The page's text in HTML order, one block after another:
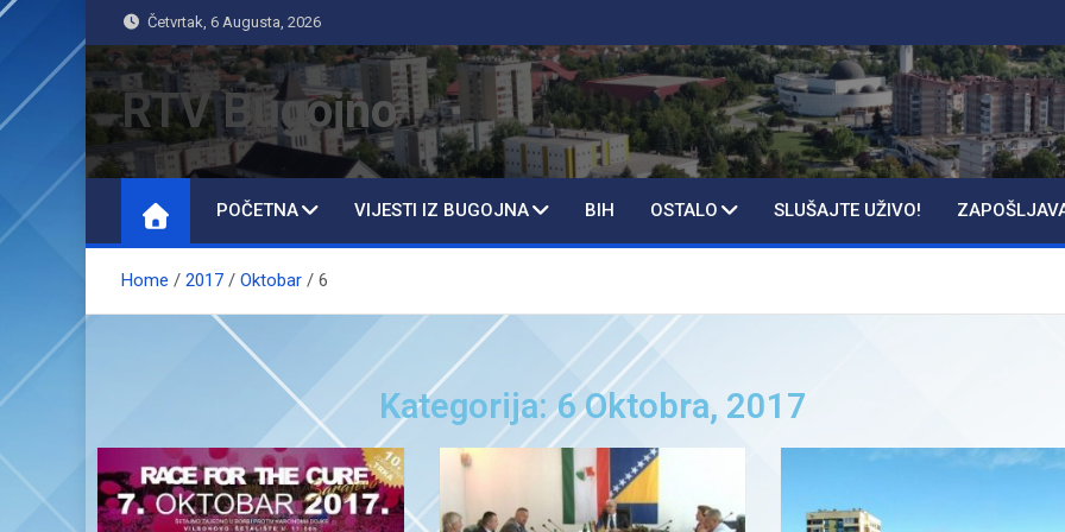
Četvrtak, 6 Augusta, 2026
RTV Bugojno
POČETNA VIJESTI IZ BUGOJNA BIH OSTALO SLUŠAJTE UŽIVO!
Home 2017 Oktobar 6
Kategorija: 6 Oktobra, 2017